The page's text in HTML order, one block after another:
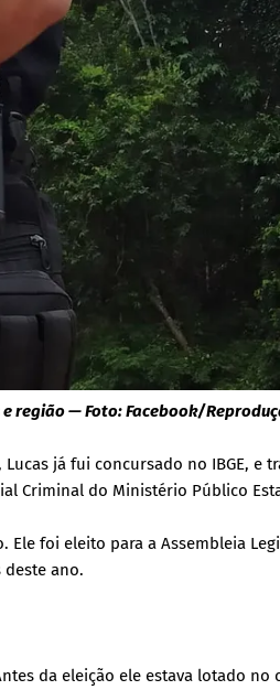
região — Foto: Facebook/
já fui concursado no IBGE, e
Criminal do Ministério Público
foi eleito para a Assembleia
deste ano.
da eleição ele estava lotado no